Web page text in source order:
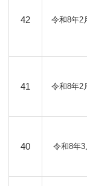
42 令和8年2
41 令和8年2
40 令和8年3